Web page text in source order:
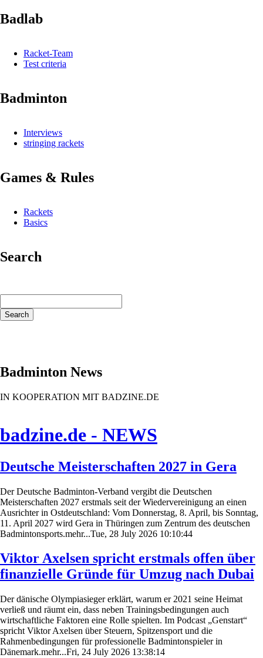
Badlab
Racket-Team
Test criteria
Badminton
Interviews
stringing rackets
Games & Rules
Rackets
Basics
Search
Search
Badminton News
IN KOOPERATION MIT BADZINE.DE
badzine.de - NEWS
Deutsche Meisterschaften 2027 in Gera
Der Deutsche Badminton-Verband vergibt die Deutschen
Meisterschaften 2027 erstmals seit der Wiedervereinigung an einen
Ausrichter in Ostdeutschland: Vom Donnerstag, 8. April, bis Sonntag,
11. April 2027 wird Gera in Thüringen zum Zentrum des deutschen
Badmintonsports.mehr...Tue, 28 July 2026 10:10:44
Viktor Axelsen spricht erstmals offen über
finanzielle Gründe für Umzug nach Dubai
Der dänische Olympiasieger erklärt, warum er 2021 seine Heimat
verließ und räumt ein, dass neben Trainingsbedingungen auch
wirtschaftliche Faktoren eine Rolle spielten. Im Podcast „Genstart“
spricht Viktor Axelsen über Steuern, Spitzensport und die
Rahmenbedingungen für professionelle Badmintonspieler in
Dänemark.mehr...Fri, 24 July 2026 13:38:14